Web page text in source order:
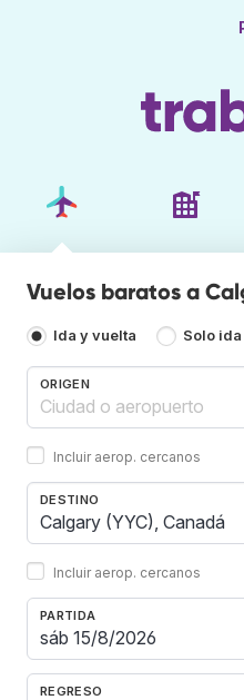
Vuelos baratos a
Ida y vuelta Solo ida
ORIGEN
Incluir aerop. cercanos
DESTINO
Incluir aerop. cercanos
PARTIDA
REGRESO